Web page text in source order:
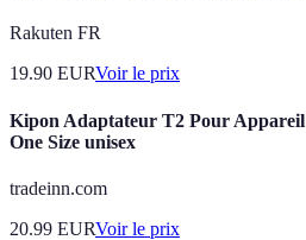
Rakuten FR
19.90 EURVoir le prix
Kipon Adaptateur T2 Pour
One Size unisex
tradeinn.com
20.99 EURVoir le prix